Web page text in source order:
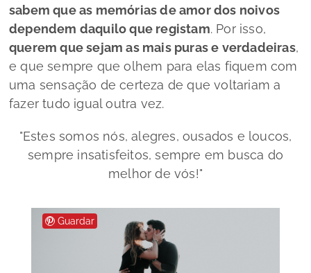
sabem que as memórias de amor dos noivos
dependem daquilo que registam. Por isso,
querem que sejam as mais puras e verdadeiras,
e que sempre que olhem para elas fiquem com
uma sensação de certeza de que voltariam a
fazer tudo igual outra vez.
"Estes somos nós, alegres, ousados e loucos,
sempre insatisfeitos, sempre em busca do
melhor de vós!"
Guardar